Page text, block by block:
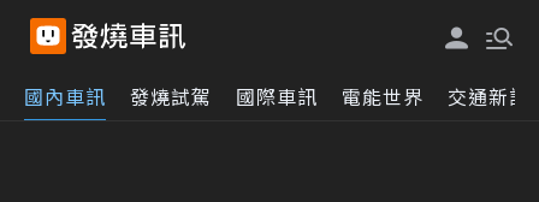
國內車訊 發燒試駕 國際車訊 電能世界 交通新訊